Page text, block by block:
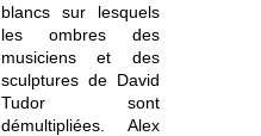
blancs sur lesquels
les ombres des
musiciens et des
sculptures de David
Tudor sont
démultipliées. Alex